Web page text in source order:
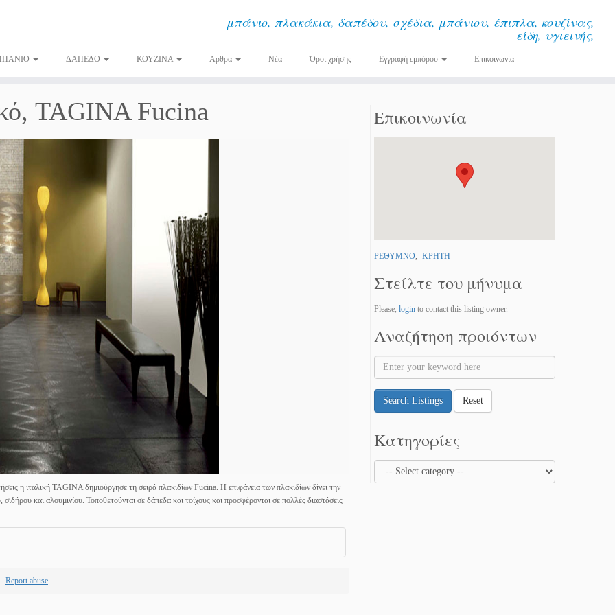
μπάνιο, πλακάκια, δαπέδου, σχέδια, μπάνιου, έπιπλα, κουζίνας,
είδη, υγιεινής,
ΔΑΠΕΔΟ ΚΟΥΖΙΝΑ Αρθρα Νέα Όροι χρήσης Εγγραφή εμπόρου Επικοινωνία
TAGINA Fucina
η ιταλική TAGINA δημιούργησε τη σειρά πλακιδίων Fucina. Η επιφάνεια των πλακιδίων δίνει την
και αλουμινίου. Τοποθετούνται σε δάπεδα και τοίχους και προσφέρονται σε πολλές διαστάσεις
Report abuse
Επικοινωνία
ΡΕΘΥΜΝΟ ΚΡΗΤΗ
Στείλτε του μήνυμα
Please, login to contact this listing owner.
Αναζήτηση προιόντων
Search Listings Reset
Κατηγορίες